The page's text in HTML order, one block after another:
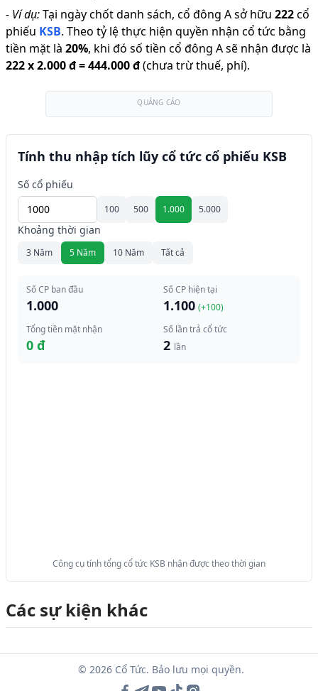
- Ví dụ:Tại ngày chốt danh sách, cổ đông A sở hữu 222cổ
phiếu KSB. Theo tỷ lệ thực hiện quyền nhận cổ tức bằng
tiền mặt là 20%, khi đó số tiền cổ đông A sẽ nhận được là
222x2.000 đ=444.000 đ(chưa trừ thuế, phí).
QUẢNG CÁO
Tính thu nhập tích lũy cổ tức cổ phiếu KSB
Số cổ phiếu
100 500 1.000 5.000
Khoảng thời gian
3 Năm 5 Năm 10 Năm Tất cả
Số CP ban đầu
1.000
Số CP hiện tại
1.100 (+100)
Tổng tiền mặt nhận
0 đ
Số lần trả cổ tức
2 lần
Công cụ tính tổng cổ tức KSB nhận được theo thời gian
Các sự kiện khác
© 2026 Cổ Tức. Bảo lưu mọi quyền.